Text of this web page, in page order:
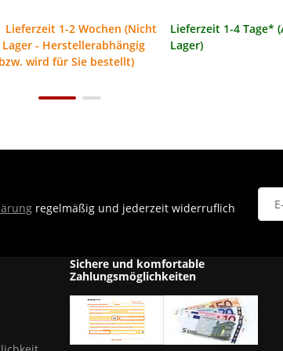
Lieferzeit 1-2 Wochen (Nicht
- Herstellerabhängig
wird für Sie bestellt)
Lieferzeit 1-4 Tage*
Lager)
Sichere und komfortable
Zahlungsmöglichkeiten
regelmäßig und jederzeit widerruflich